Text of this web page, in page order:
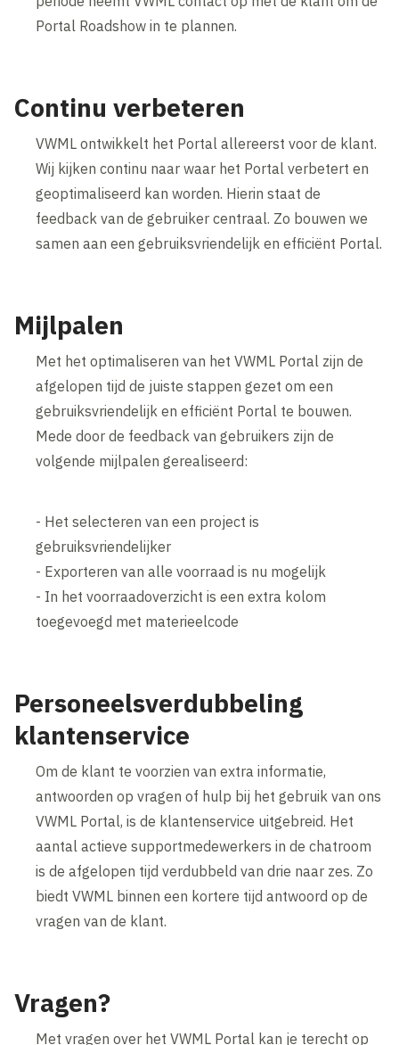
Portal Roadshow in te plannen.
Continu verbeteren
VWML ontwikkelt het Portal allereerst voor de klant.
Wij kijken continu naar waar het Portal verbetert en
geoptimaliseerd kan worden. Hierin staat de
feedback van de gebruiker centraal. Zo bouwen we
samen aan een gebruiksvriendelijk en efficiënt Portal.
Mijlpalen
Met het optimaliseren van het VWML Portal zijn de
afgelopen tijd de juiste stappen gezet om een
gebruiksvriendelijk en efficiënt Portal te bouwen.
Mede door de feedback van gebruikers zijn de
volgende mijlpalen gerealiseerd:
- Het selecteren van een project is
gebruiksvriendelijker
- Exporteren van alle voorraad is nu mogelijk
- In het voorraadoverzicht is een extra kolom
toegevoegd met materieelcode
Personeelsverdubbeling
klantenservice
Om de klant te voorzien van extra informatie,
antwoorden op vragen of hulp bij het gebruik van ons
VWML Portal, is de klantenservice uitgebreid. Het
aantal actieve supportmedewerkers in de chatroom
is de afgelopen tijd verdubbeld van drie naar zes. Zo
biedt VWML binnen een kortere tijd antwoord op de
vragen van de klant.
Vragen?
Met vragen over het VWML Portal kan je terecht op